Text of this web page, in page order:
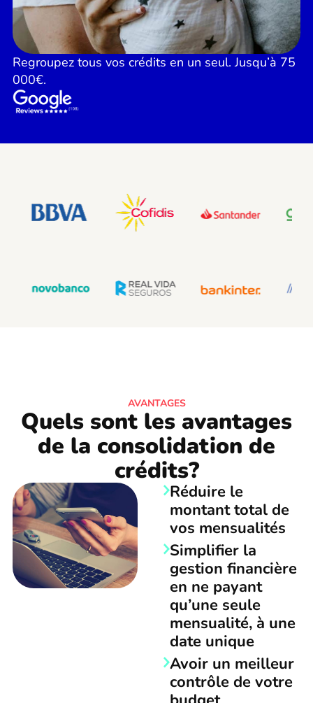
Regroupez tous vos crédits en un seul. Jusqu’à 75
000€.
AVANTAGES
Quels sont les avantages
de la consolidation de
crédits?
Réduire le
montant total de
vos mensualités
Simplifier la
gestion financière
en ne payant
qu’une seule
mensualité, à une
date unique
Avoir un meilleur
contrôle de votre